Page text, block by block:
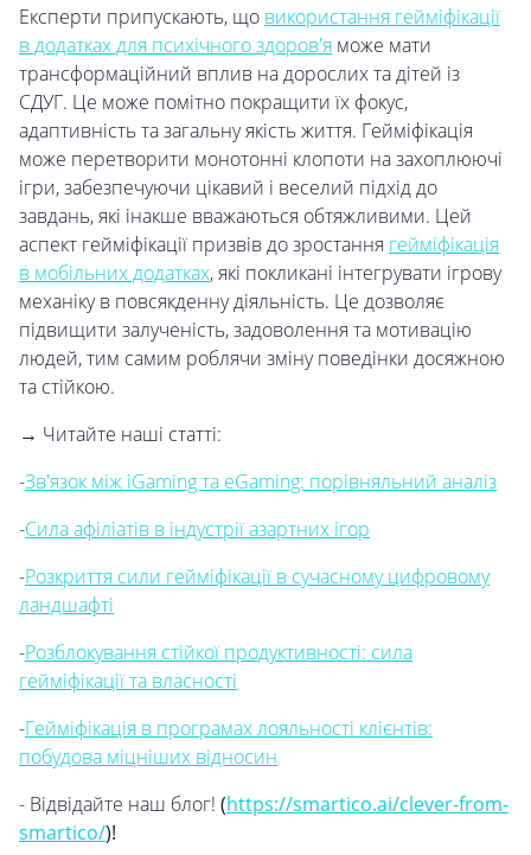
Експерти припускають, що використання гейміфікації
в додатках для психічного здоров'я може мати
трансформаційний вплив на дорослих та дітей із
СДУГ. Це може помітно покращити їх фокус,
адаптивність та загальну якість життя. Гейміфікація
може перетворити монотонні клопоти на захоплюючі
ігри, забезпечуючи цікавий і веселий підхід до
завдань, які інакше вважаються обтяжливими. Цей
аспект гейміфікації призвів до зростання гейміфікація
в мобільних додатках, які покликані інтегрувати ігрову
механіку в повсякденну діяльність. Це дозволяє
підвищити залученість, задоволення та мотивацію
людей, тим самим роблячи зміну поведінки досяжною
та стійкою.
→ Читайте наші статті:
-Зв'язок між iGaming та eGaming: порівняльний аналіз
-Сила афіліатів в індустрії азартних ігор
-Розкриття сили гейміфікації в сучасному цифровому
ландшафті
-Розблокування стійкої продуктивності: сила
гейміфікації та власності
-Гейміфікація в програмах лояльності клієнтів:
побудова міцніших відносин
- Відвідайте наш блог! (https://smartico.ai/clever-from-
smartico/)!